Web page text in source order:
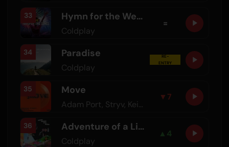
33 Hymn for the Weekend
Coldplay
=
34 Paradise
Coldplay
RE-
ENTRY
35 Move
Adam Port, Stryv, Keinemusik Orso,Malachiii
▼ 7
36 Adventure of a Lifetime
Coldplay
▲ 4